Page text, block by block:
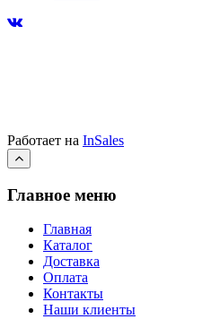
Работает на InSales
Главное меню
Главная
Каталог
Доставка
Оплата
Контакты
Наши клиенты